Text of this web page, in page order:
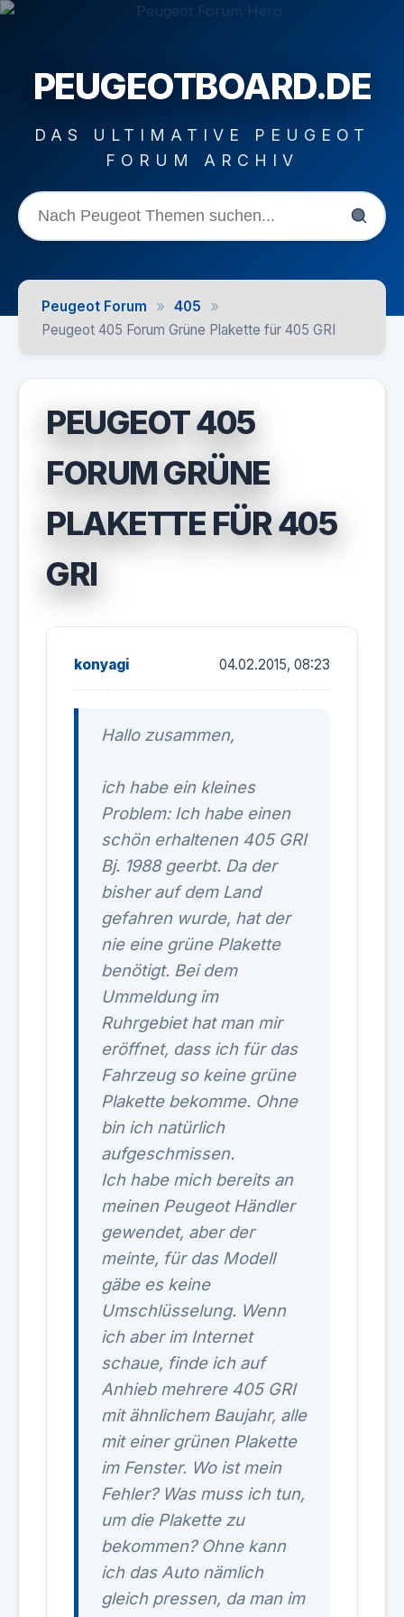
PEUGEOTBOARD.DE
DAS ULTIMATIVE PEUGEOT
FORUM ARCHIV
Peugeot Forum » 405 »
Peugeot 405 Forum Grüne Plakette für 405 GRI
PEUGEOT 405
FORUM GRÜNE
PLAKETTE FÜR 405
GRI
konyagi 04.02.2015, 08:23
Hallo zusammen,
ich habe ein kleines
Problem: Ich habe einen
schön erhaltenen 405 GRI
Bj. 1988 geerbt. Da der
bisher auf dem Land
gefahren wurde, hat der
nie eine grüne Plakette
benötigt. Bei dem
Ummeldung im
Ruhrgebiet hat man mir
eröffnet, dass ich für das
Fahrzeug so keine grüne
Plakette bekomme. Ohne
bin ich natürlich
aufgeschmissen.
Ich habe mich bereits an
meinen Peugeot Händler
gewendet, aber der
meinte, für das Modell
gäbe es keine
Umschlüsselung. Wenn
ich aber im Internet
schaue, finde ich auf
Anhieb mehrere 405 GRI
mit ähnlichem Baujahr, alle
mit einer grünen Plakette
im Fenster. Wo ist mein
Fehler? Was muss ich tun,
um die Plakette zu
bekommen? Ohne kann
ich das Auto nämlich
gleich pressen, da man im